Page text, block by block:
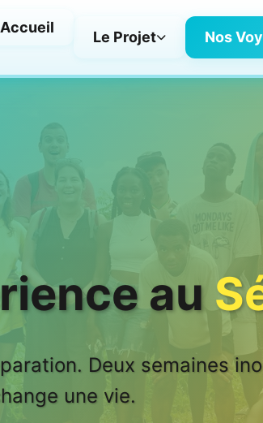
Accueil
Le Projet Nos
au
Deux semaines
une vie.